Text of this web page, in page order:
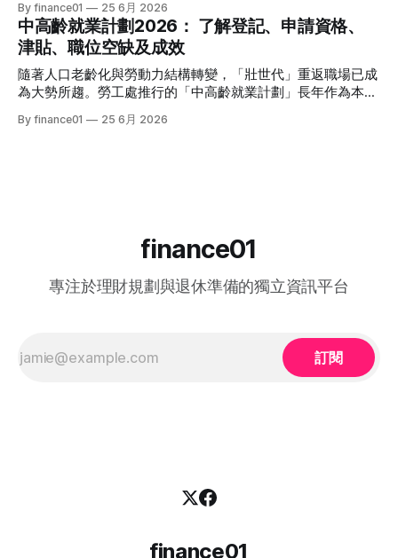
資金鎖定期適合對象風險等級港元/美元定期存款2.4% - 4.0%1
個月至1年不等追求絕對保本、懶得操作的人⭐ (極低)美國國庫
債券 (T-Bills)4.0% - 4.5%1個月至30年不等懂得用美股 App、
追求比定存更高息的人⭐ (極低) 香港政府零售債券
了更新穎的賽制，舞台與音響規格全面升級，參賽者的背景更
是臥虎藏龍，由退隱江湖的昔日歌手到各行各業的隱世歌王，
再次掀起全城「追星」與「懷舊」熱潮。 如果你錯過了部分
精彩集數，或者想一氣呵成重溫整季的精華，這篇《中年好聲
音 4》全方位懶人包將為你系統化地盤點整季賽期、星級陣
血淚評價！ 《中年好聲音 4》整季賽期與播放時間表 本季
By finance01 25 6月 2026
中高齡就業計劃2026： 了解登記、申請資格、
津貼、職位空缺及成效
隨著人口老齡化與勞動力結構轉變，「壯世代」重返職場已成
為大勢所趨。勞工處推行的「中高齡就業計劃」長年作為本港
企業聘用年長勞動力。本文將為您全面拆解 2026 年最新優化
向聘用中高齡人士的僱主發放誘因（在職培訓津貼），以抵銷
By finance01 25 6月 2026
finance01
專注於理財規劃與退休準備的獨立資訊平台
訂閱
finance01